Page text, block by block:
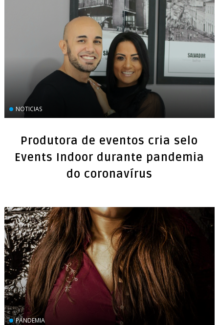
NOTICIAS
Produtora de eventos cria selo
Events Indoor durante pandemia
do coronavírus
PANDEMIA